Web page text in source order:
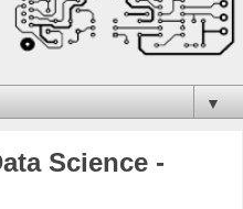
▼
Science -